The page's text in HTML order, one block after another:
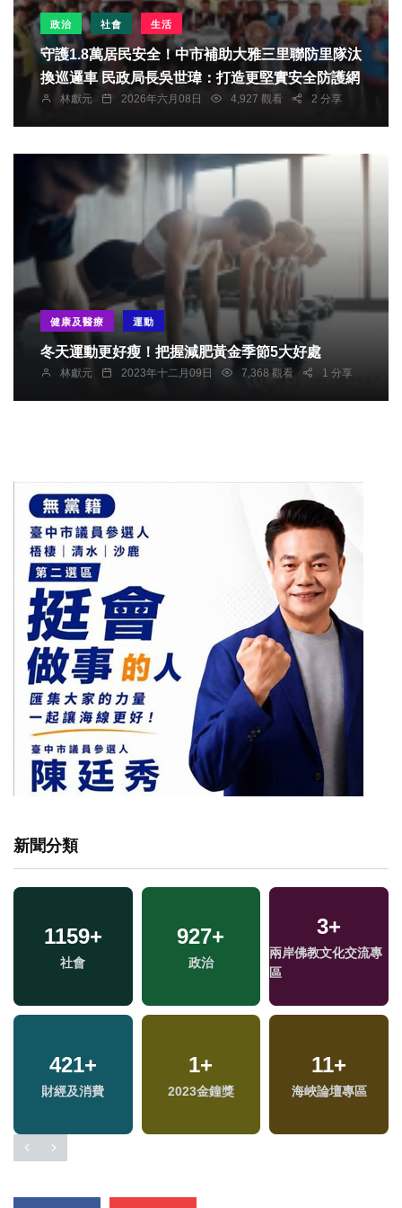
政治 社會 生活
守護1.8萬居民安全！中市補助大雅三里聯防里隊汰
換巡邏車 民政局長吳世瑋：打造更堅實安全防護網
林獻元 2026年六月08日 4,927 觀看 2 分享
健康及醫療 運動
冬天運動更好瘦！把握減肥黃金季節5大好處
林獻元 2023年十二月09日 7,368 觀看 1 分享
新聞分類
1159+
社會
927+
政治
3+
兩岸佛教文化交流專
區
421+
財經及消費
1+
2023金鐘獎
11+
海峽論壇專區